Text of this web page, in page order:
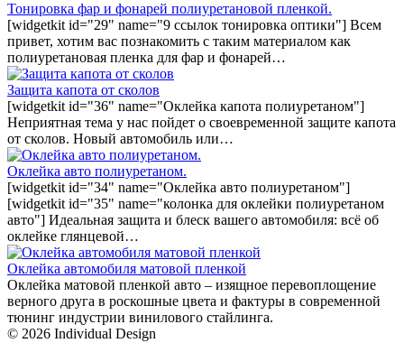
Тонировка фар и фонарей полиуретановой пленкой.
[widgetkit id="29" name="9 ссылок тонировка оптики"] Всем
привет, хотим вас познакомить с таким материалом как
полиуретановая пленка для фар и фонарей…
Защита капота от сколов
[widgetkit id="36" name="Оклейка капота полиуретаном"]
Неприятная тема у нас пойдет о своевременной защите капота
от сколов. Новый автомобиль или…
Оклейка авто полиуретаном.
[widgetkit id="34" name="Оклейка авто полиуретаном"]
[widgetkit id="35" name="колонка для оклейки полиуретаном
авто"] Идеальная защита и блеск вашего автомобиля: всё об
оклейке глянцевой…
Оклейка автомобиля матовой пленкой
Оклейка матовой пленкой авто – изящное перевоплощение
верного друга в роскошные цвета и фактуры в современной
тюнинг индустрии винилового стайлинга.
© 2026 Individual Design